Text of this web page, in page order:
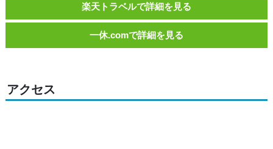
楽天トラベルで詳細を見る
一休.comで詳細を見る
アクセス